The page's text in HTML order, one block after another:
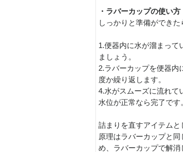
・ラバーカップの使い方
しっかりと準備ができ
1.便器内に水が溜まって
ましょう。
2.ラバーカップを便器内
度か繰り返します。
4.水がスムーズに流れて
水位が正常なら完了です
詰まりを直すアイテム
原理はラバーカップと
め、ラバーカップで解消